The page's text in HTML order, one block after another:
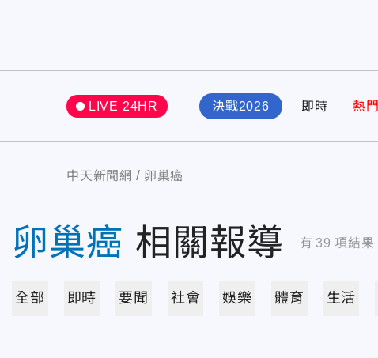
LIVE 24HR 決戰2026 即時 熱門
中天新聞網 卵巢癌
卵巢癌 相關報導 有 39 項結果
全部 即時 要聞 社會 娛樂 體育 生活